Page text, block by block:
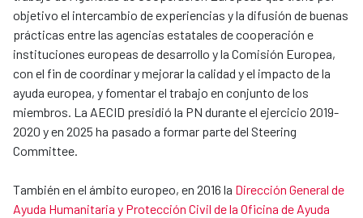
objetivo el intercambio de experiencias y la difusión de buenas
prácticas entre las agencias estatales de cooperación e
instituciones europeas de desarrollo y la Comisión Europea,
con el fin de coordinar y mejorar la calidad y el impacto de la
ayuda europea, y fomentar el trabajo en conjunto de los
miembros. La AECID presidió la PN durante el ejercicio 2019-
2020 y en 2025 ha pasado a formar parte del Steering
Committee.
También en el ámbito europeo, en 2016 la Dirección General de
Ayuda Humanitaria y Protección Civil de la Oficina de Ayuda